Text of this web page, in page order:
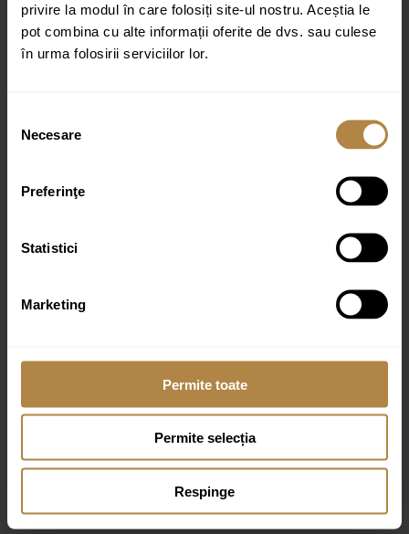
privire la modul în care folosiți site-ul nostru. Aceștia le
pot combina cu alte informații oferite de dvs. sau culese
în urma folosirii serviciilor lor.
consimțământului
Necesare
Preferinţe
Statistici
Marketing
Permite toate
Permite selecția
Respinge
Nume*
Email
Produse similare
361,00lei
Baterie de cada Invena Kalon, crom
Baterie de cadă Invena KALITHEA crom